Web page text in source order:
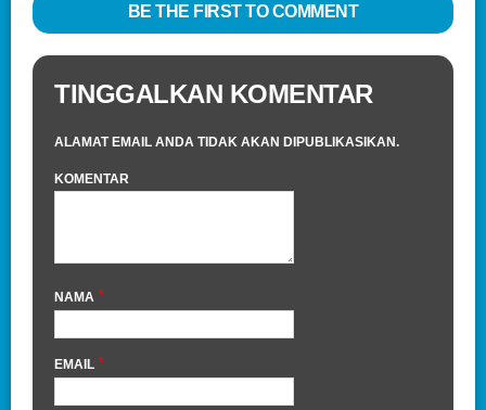
BE THE FIRST TO COMMENT
TINGGALKAN KOMENTAR
ALAMAT EMAIL ANDA TIDAK AKAN DIPUBLIKASIKAN.
KOMENTAR
NAMA *
EMAIL *